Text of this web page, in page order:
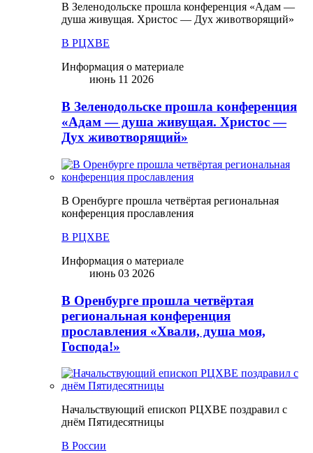
В Зеленодольске прошла конференция «Адам —
душа живущая. Христос — Дух животворящий»
В РЦХВЕ
Информация о материале
июнь 11 2026
В Зеленодольске прошла конференция
«Адам — душа живущая. Христос —
Дух животворящий»
В Оренбурге прошла четвёртая региональная
конференция прославления
В РЦХВЕ
Информация о материале
июнь 03 2026
В Оренбурге прошла четвёртая
региональная конференция
прославления «Хвали, душа моя,
Господа!»
Начальствующий епископ РЦХВЕ поздравил с
днём Пятидесятницы
В России